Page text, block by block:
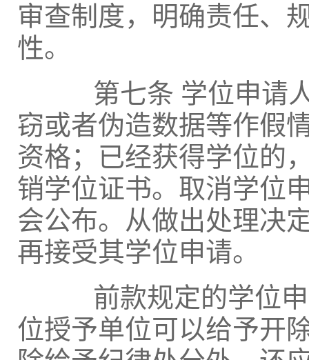
审查制度，明确责任、
性。
第七条 学位申请人
窃或者伪造数据等作假
资格；已经获得学位的
销学位证书。取消学位
会公布。从做出处理决
再接受其学位申请。
前款规定的学位申
位授予单位可以给予开